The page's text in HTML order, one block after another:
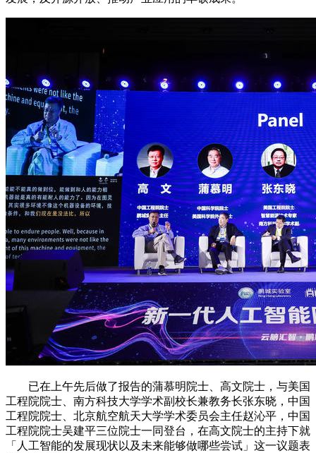
已在上午先后做了报告的蒲慕明院士、高文院士，与美国
工程院院士、南方科技大学学术副校长兼教务长张东晓，中国
工程院院士、北京航空航天大学学术委员会主任赵沁平，中国
工程院院士吴建平三位院士一同登台，在高文院士的主持下就
「人工智能的发展现状以及未来能够做哪些尝试」这一议题表